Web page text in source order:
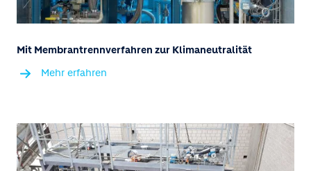
Mit Membrantrennverfahren zur Klimaneutralität
Mehr erfahren